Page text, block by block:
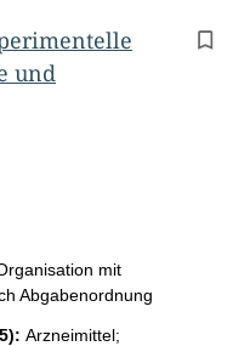
und
mit
Abgabenordnung
Arzneimittel;